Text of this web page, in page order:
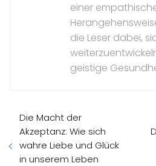
einer
die Leser dabei,
geistige
Die Macht der
Akzeptanz: Wie sich
wahre Liebe und Glück
in unserem Leben